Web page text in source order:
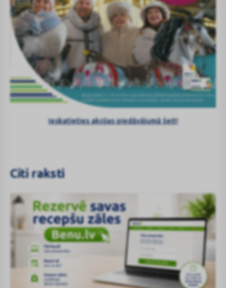
Ieskatieties akcijas piedāvājumā šeit!
Citi raksti